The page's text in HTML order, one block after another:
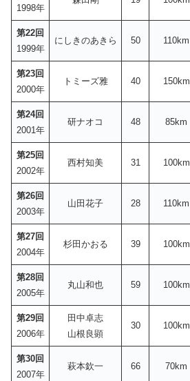
1998年
第22回
1999年
にしきのあきら 50 110km
第23回
2000年
トミーズ雅 40 150km
第24回
2001年
研ナオコ 48 85km
第25回
2002年
西村知美 31 100km
第26回
2003年
山田花子 28 110km
第27回
2004年
杉田かおる 39 100km
第28回
2005年
丸山和也 59 100km
第29回
2006年
田中卓志
山根良顕
30 100km
第30回
2007年
萩本欽一 66 70km